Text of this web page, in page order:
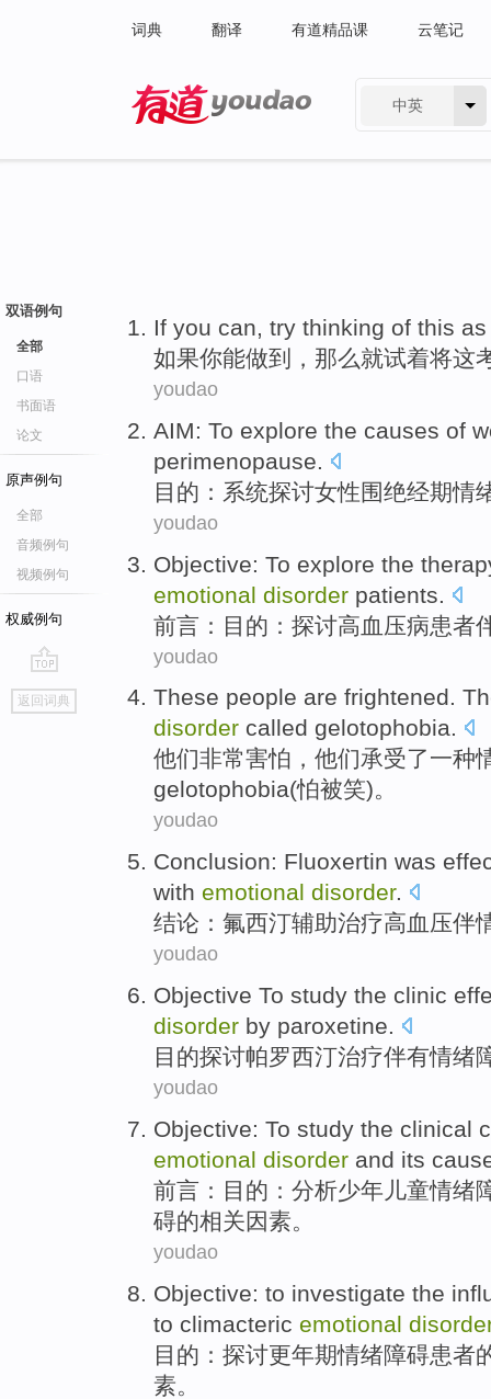
词典 翻译 有道精品课 云笔记
中英
双语例句
全部
口语
书面语
论文
原声例句
全部
音频例句
视频例句
权威例句
go
top
返回词典
If you can, try thinking of this as
如果你能做到 ， 那么就试着将这
youdao
AIM: To explore the causes of
perimenopause.
目的 ：系统探讨女性围绝经期情
youdao
Objective: To explore the
emotional disorder patients.
前言 ：目的： 探讨高血压病患者
youdao
These people are frightened.
disorder called gelotophobia.
他们非常害怕， 他们承受了一种
gelotophobia(怕被笑)。
youdao
Conclusion: Fluoxertin was
with emotional disorder.
结论 ：氟西汀辅助治疗高血压伴
youdao
Objective To study the clinic
disorder by paroxetine.
目的探讨帕罗西汀治疗伴有情绪
youdao
Objective: To study the clinical
emotional disorder and its
前言 ：目的： 分析少年儿童情绪
碍的相关因素。
youdao
Objective: to investigate the
to climacteric emotional
目的 ： 探讨更年期情绪障碍患者
素 。